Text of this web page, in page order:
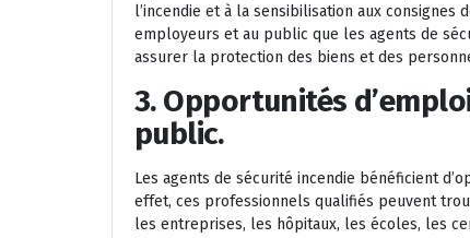
l’incendie et à la sensibilisation aux
employeurs et au public que les agents de
assurer la protection des biens et des
3. Opportunités
public.
Les agents de sécurité incendie bénéficient
effet, ces professionnels qualifiés peuvent
les entreprises, les hôpitaux, les écoles, les